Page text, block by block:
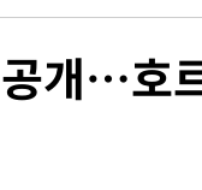
넘어 개…호